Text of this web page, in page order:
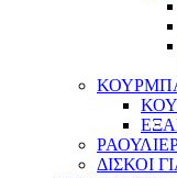
ΔΙΣΚΟΙ